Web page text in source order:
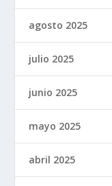
agosto 2025
julio 2025
junio 2025
mayo 2025
abril 2025